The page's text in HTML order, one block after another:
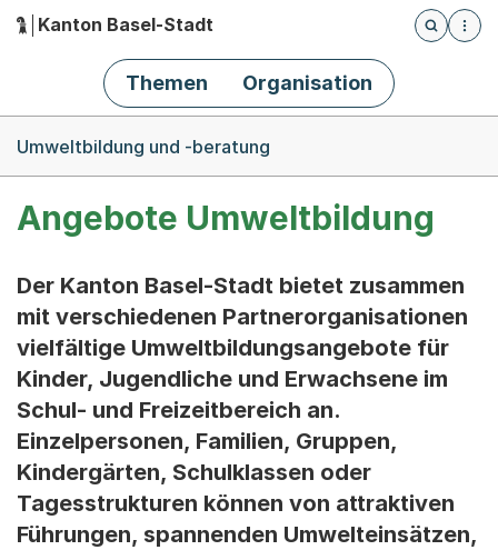
Hauptnavigation
Kanton Basel-Stadt
Öffnet
Themen Organisation
Umweltbildung und -beratung
Angebote Umweltbildung
Der Kanton Basel-Stadt bietet zusammen
mit verschiedenen Partnerorganisationen
vielfältige Umweltbildungsangebote für
Kinder, Jugendliche und Erwachsene im
Schul- und Freizeitbereich an.
Einzelpersonen, Familien, Gruppen,
Kindergärten, Schulklassen oder
Tagesstrukturen können von attraktiven
Führungen, spannenden Umwelteinsätzen,